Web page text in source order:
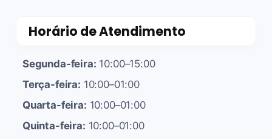
Horário de Atendimento
Segunda-feira: 10:00–15:00
Terça-feira: 10:00–01:00
Quarta-feira: 10:00–01:00
Quinta-feira: 10:00–01:00